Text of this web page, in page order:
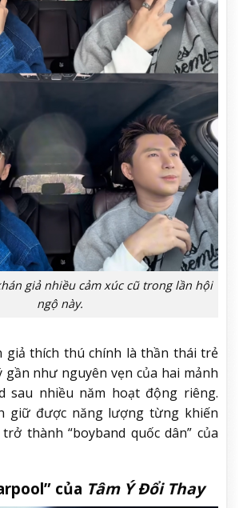
giả nhiều cảm xúc cũ trong lần hội
ngộ này.
giả thích thú chính là thần thái trẻ
như nguyên vẹn của hai mảnh
sau nhiều năm hoạt động riêng.
giữ được năng lượng từng khiến
thành “boyband quốc dân” của
của Tâm Ý Đổi Thay